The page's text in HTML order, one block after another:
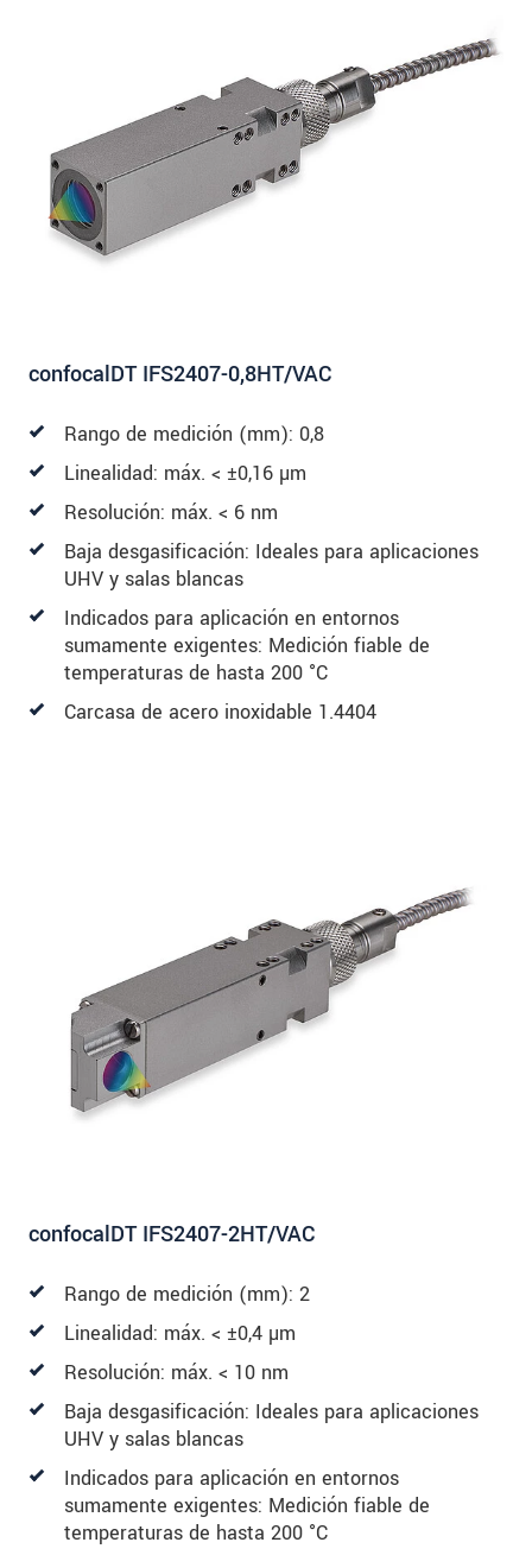
confocalDT IFS2407-0,8HT/VAC
Rango de medición (mm): 0,8
Linealidad: máx. < ±0,16 µm
Resolución: máx. < 6 nm
Baja desgasificación: Ideales para aplicaciones
UHV y salas blancas
Indicados para aplicación en entornos
sumamente exigentes: Medición fiable de
temperaturas de hasta 200 °C
Carcasa de acero inoxidable 1.4404
confocalDT IFS2407-2HT/VAC
Rango de medición (mm): 2
Linealidad: máx. < ±0,4 µm
Resolución: máx. < 10 nm
Baja desgasificación: Ideales para aplicaciones
UHV y salas blancas
Indicados para aplicación en entornos
sumamente exigentes: Medición fiable de
temperaturas de hasta 200 °C